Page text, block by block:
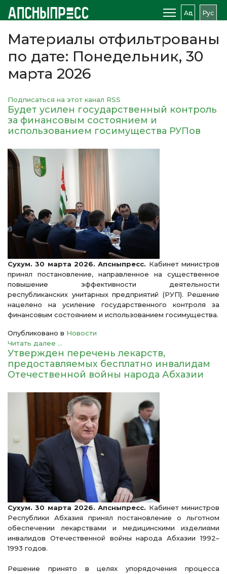
Аԥс Рус
Материалы отфильтрованы
по дате: Понедельник, 30
марта 2026
Подписаться на этот канал RSS
Будет усилен государственный контроль
за финансовым состоянием и
использованием госимущества РУПов
Сухум. 30 марта 2026. Апсныпресс. Кабинет министров
принял постановление, направленное на существенное
повышение эффективности деятельности
республиканских унитарных предприятий (РУП). Решение
нацелено на усиление государственного контроля за
финансовым состоянием и использованием госимущества.
Опубликовано в Новости
Читать далее ...
Утвержден перечень лекарств,
предоставляемых бесплатно инвалидам
Отечественной войны народа Абхазии
Сухум. 30 марта 2026. Апсныпресс. Кабинет министров
Республики Абхазия принял постановление о льготном
обеспечении лекарствами и медицинскими изделиями
инвалидов Отечественной войны народа Абхазии 1992–
1993 годов.
Решение принято в целях упорядочения процесса